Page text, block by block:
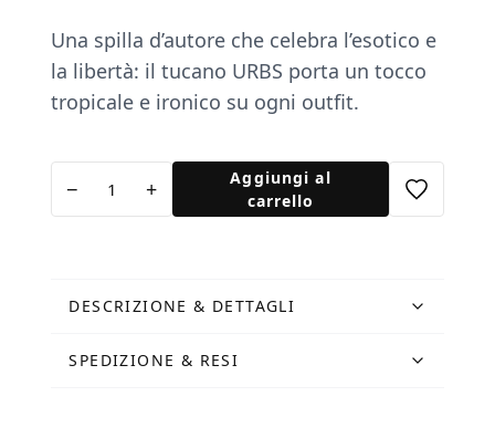
Una spilla d’autore che celebra l’esotico e
la libertà: il tucano URBS porta un tocco
tropicale e ironico su ogni outfit.
− +
Aggiungi al
carrello
DESCRIZIONE & DETTAGLI
SPEDIZIONE & RESI